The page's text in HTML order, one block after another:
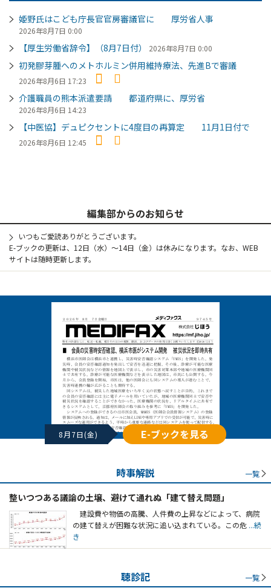
姫野氏はこども庁長官官房審議官に 厚労省人事
2026年8月7日 0:00
【厚生労働省辞令】（8月7日付） 2026年8月7日 0:00
初発膠芽腫へのメトホルミン併用維持療法、先進Bで審議
2026年8月6日 17:23
介護職員の熊本派遣要請 都道府県に、厚労省
2026年8月6日 14:23
【中医協】デュピクセントに4度目の再算定 11月1日付で
2026年8月6日 12:45
編集部からのお知らせ
いつもご愛読ありがとうございます。
E-ブックの更新は、12日（水）～14日（金）は休みになります。なお、WEB
サイトは随時更新します。
8月7日(金) E-ブックを見る
時事解説 一覧
整いつつある議論の土壌、避けて通れぬ「建て替え問題」
建設費や物価の高騰、人件費の上昇などによって、病院
の建て替えが困難な状況に追い込まれている。この危 ...続
き
聴診記 一覧